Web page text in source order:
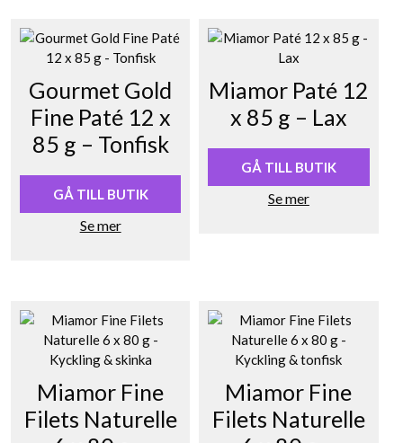
Gourmet Gold
Fine Paté 12 x
85 g – Tonfisk
GÅ TILL BUTIK
Se mer
Miamor Paté 12
x 85 g – Lax
GÅ TILL BUTIK
Se mer
Miamor Fine
Filets Naturelle
Miamor Fine
Filets Naturelle